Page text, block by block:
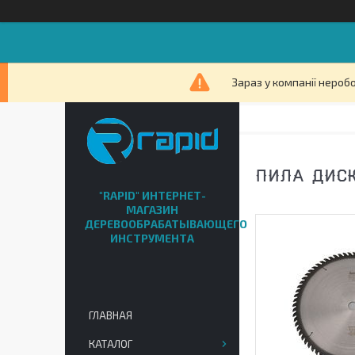
Зараз у компанії
ПИЛА
"RAPID" ИНТЕРНЕТ-
МАГАЗИН
ДЕРЕВООБРАБАТЫВАЮЩЕГО
ИНСТРУМЕНТА
ГЛАВНАЯ
КАТАЛОГ